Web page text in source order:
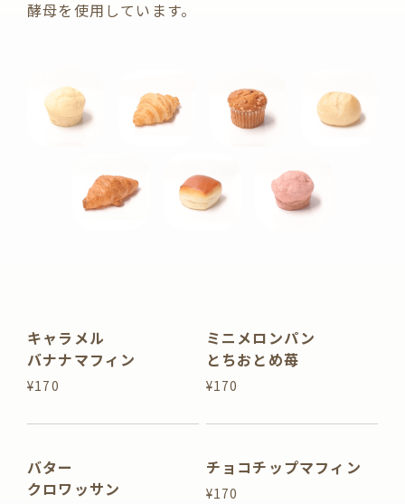
酵母を使用しています。
キャラメル
バナナマフィン
¥170
ミニメロンパン
とちおとめ苺
¥170
バター
クロワッサン
チョコチップマフィン
¥170